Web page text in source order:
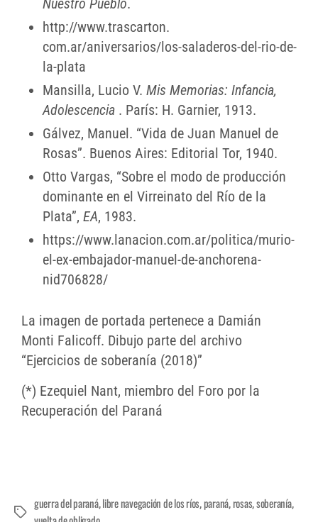
http://www.trascarton.
com.ar/aniversarios/los-saladeros-del-rio-de-
la-plata
Mansilla, Lucio V. Mis Memorias: Infancia,
Adolescencia . París: H. Garnier, 1913.
Gálvez, Manuel. “Vida de Juan Manuel de
Rosas”. Buenos Aires: Editorial Tor, 1940.
Otto Vargas, “Sobre el modo de producción
dominante en el Virreinato del Río de la
Plata”, EA, 1983.
https://www.lanacion.com.ar/politica/murio-
el-ex-embajador-manuel-de-anchorena-
nid706828/
La imagen de portada pertenece a Damián
Monti Falicoff. Dibujo parte del archivo
“Ejercicios de soberanía (2018)”
(*) Ezequiel Nant, miembro del Foro por la
Recuperación del Paraná
guerra del paraná,libre navegación de los ríos,paraná, rosas,soberanía,